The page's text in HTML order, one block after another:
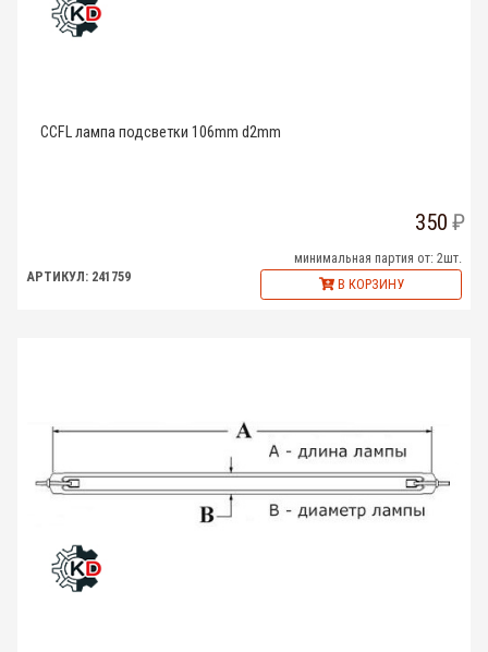
CCFL лампа подсветки 106mm d2mm
350
минимальная партия от: 2шт.
АРТИКУЛ: 241759
В КОРЗИНУ